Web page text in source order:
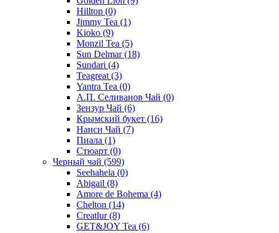
Hilltop (0)
Jimmy Tea (1)
Kioko (9)
Monzil Tea (5)
Sun Delmar(18)
Sundari (4)
Teagreat (3)
Yantra Tea (0)
А.П. Селиванов Чай (0)
Зензур Чай (6)
Крымский букет (16)
Нанси Чай (7)
Пиала (1)
Стюарт (0)
Черный чай (599)
Seehahela (0)
Abigail (8)
Amore de Bohema (4)
Chelton (14)
Creatlur(8)
GET&JOY Tea (6)